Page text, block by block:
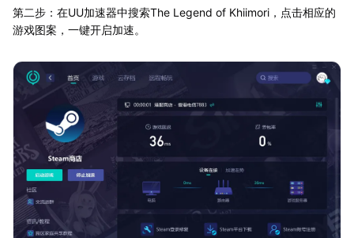
第二步：在UU加速器中搜索The Legend of Khiimori，点击相应的
游戏图案，一键开启加速。